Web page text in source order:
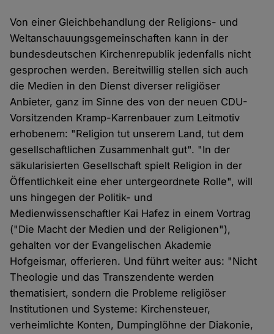
Von einer Gleichbehandlung der Religions- und
Weltanschauungsgemeinschaften kann in der
bundesdeutschen Kirchenrepublik jedenfalls nicht
gesprochen werden. Bereitwillig stellen sich auch
die Medien in den Dienst diverser religiöser
Anbieter, ganz im Sinne des von der neuen CDU-
Vorsitzenden Kramp-Karrenbauer zum Leitmotiv
erhobenem: "Religion tut unserem Land, tut dem
gesellschaftlichen Zusammenhalt gut". "In der
säkularisierten Gesellschaft spielt Religion in der
Öffentlichkeit eine eher untergeordnete Rolle", will
uns hingegen der Politik- und
Medienwissenschaftler Kai Hafez in einem Vortrag
("Die Macht der Medien und der Religionen"),
gehalten vor der Evangelischen Akademie
Hofgeismar, offerieren. Und führt weiter aus: "Nicht
Theologie und das Transzendente werden
thematisiert, sondern die Probleme religiöser
Institutionen und Systeme: Kirchensteuer,
verheimlichte Konten, Dumpinglöhne der Diakonie,